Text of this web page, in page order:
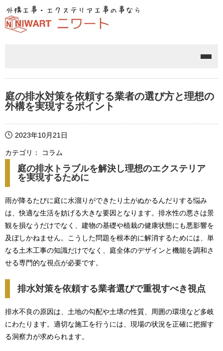
メニ
庭の排水対策を依頼する業者の選び方と理想の
外構を実現するポイント
2023年10月21日
カテゴリ： コラム
庭の排水トラブルを解決し理想のエクステリア
を実現するために
雨が降るたびに庭に水溜りができたり土がぬかるんだりする悩み
は、快適な生活を妨げる大きな要因となります。排水性の悪さは景
観を損なうだけでなく、建物の基礎や植栽の健康状態にも悪影響を
及ぼしかねません。こうした問題を根本的に解消するためには、単
なる土木工事の知識だけでなく、庭全体のデザインと機能を調和さ
せる専門的な視点が必要です。
排水対策を依頼する業者選びで重視すべき視点
排水不良の原因は、土地の勾配や土壌の性質、周囲の環境など多岐
にわたります。適切な施工を行うには、現場の状況を正確に把握す
る洞察力が求められます。